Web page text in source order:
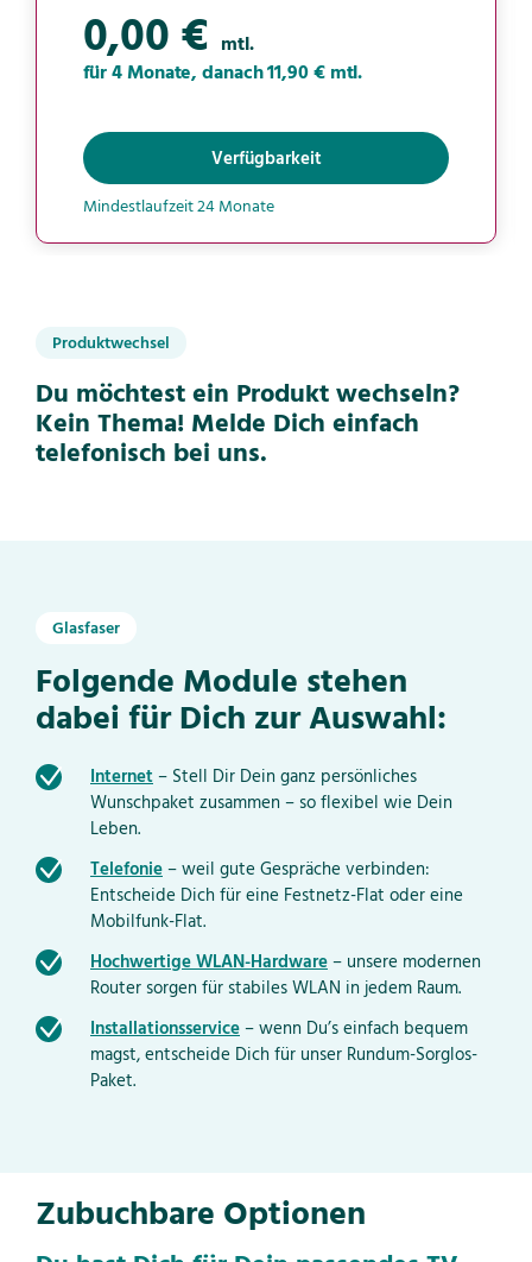
0,00 € mtl.
für 4 Monate, danach 11,90 € mtl.
Verfügbarkeit
Mindestlaufzeit 24 Monate
Produktwechsel
Du möchtest ein Produkt wechseln?
Kein Thema! Melde Dich einfach
telefonisch bei uns.
Glasfaser
Folgende Module stehen
dabei für Dich zur Auswahl:
Internet– Stell Dir Dein ganz persönliches
Wunschpaket zusammen – so flexibel wie Dein
Leben.
Telefonie– weil gute Gespräche verbinden:
Entscheide Dich für eine Festnetz-Flat oder eine
Mobilfunk-Flat.
Hochwertige WLAN-Hardware– unsere modernen
Router sorgen für stabiles WLAN in jedem Raum.
Installationsservice– wenn Du’s einfach bequem
magst, entscheide Dich für unser Rundum-Sorglos-
Paket.
Zubuchbare Optionen